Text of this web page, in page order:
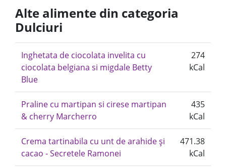
Alte alimente din categoria
Dulciuri
Inghetata de ciocolata invelita cu
ciocolata belgiana si migdale Betty
Blue
274
kCal
Praline cu martipan si cirese martipan
& cherry Marcherro
435
kCal
Crema tartinabila cu unt de arahide și
cacao - Secretele Ramonei
471.38
kCal